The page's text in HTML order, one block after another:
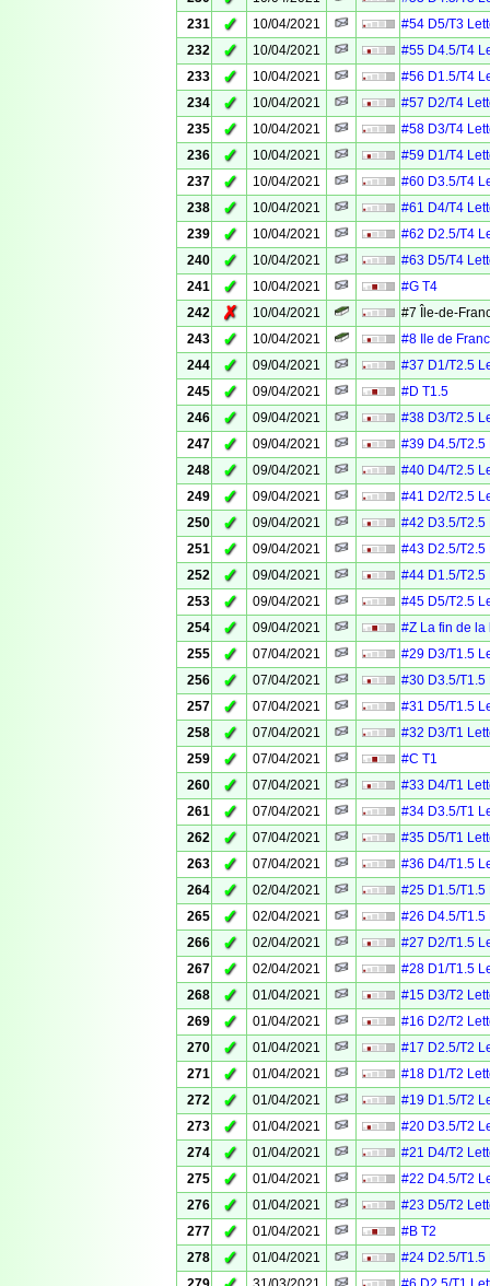
231
✓ 10/04/2021
#54 D5/T3
232
✓ 10/04/2021
#55 D4.5/T4
233
✓ 10/04/2021
#56 D1.5/T4
234
✓ 10/04/2021
#57 D2/T4
235
✓ 10/04/2021
#58 D3/T4
236
✓ 10/04/2021
#59 D1/T4
237
✓ 10/04/2021
#60 D3.5/T4
238
✓ 10/04/2021
#61 D4/T4
239
✓ 10/04/2021
#62 D2.5/T4
240
✓ 10/04/2021
#63 D5/T4
241
✓ 10/04/2021
#G T4
242
✗ 10/04/2021
#7 Île-de-
243
✓ 10/04/2021
#8 Ile de
244
✓ 09/04/2021
#37 D1/T2.5
245
✓ 09/04/2021
#D T1.5
246
✓ 09/04/2021
#38 D3/T2.5
247
✓ 09/04/2021
#39 D4.5/T2.5
248
✓ 09/04/2021
#40 D4/T2.5
249
✓ 09/04/2021
#41 D2/T2.5
250
✓ 09/04/2021
#42 D3.5/T2.5
251
✓ 09/04/2021
#43 D2.5/T2.5
252
✓ 09/04/2021
#44 D1.5/T2.5
253
✓ 09/04/2021
#45 D5/T2.5
254
✓ 09/04/2021
#Z La fin de la
255
✓ 07/04/2021
#29 D3/T1.5
256
✓ 07/04/2021
#30 D3.5/T1.5
257
✓ 07/04/2021
#31 D5/T1.5
258
✓ 07/04/2021
#32 D3/T1
259
✓ 07/04/2021
#C T1
260
✓ 07/04/2021
#33 D4/T1
261
✓ 07/04/2021
#34 D3.5/T1
262
✓ 07/04/2021
#35 D5/T1
263
✓ 07/04/2021
#36 D4/T1.5
264
✓ 02/04/2021
#25 D1.5/T1.5
265
✓ 02/04/2021
#26 D4.5/T1.5
266
✓ 02/04/2021
#27 D2/T1.5
267
✓ 02/04/2021
#28 D1/T1.5
268
✓ 01/04/2021
#15 D3/T2
269
✓ 01/04/2021
#16 D2/T2
270
✓ 01/04/2021
#17 D2.5/T2
271
✓ 01/04/2021
#18 D1/T2
272
✓ 01/04/2021
#19 D1.5/T2
273
✓ 01/04/2021
#20 D3.5/T2
274
✓ 01/04/2021
#21 D4/T2
275
✓ 01/04/2021
#22 D4.5/T2
276
✓ 01/04/2021
#23 D5/T2
277
✓ 01/04/2021
#B T2
278
✓ 01/04/2021
#24 D2.5/T1.5